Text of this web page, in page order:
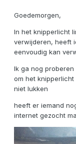
Goedemorgen,
In het knipperlicht
verwijderen, heeft
eenvoudig kan
Ik ga nog
om het
niet lukken
heeft er iemand
internet gezocht